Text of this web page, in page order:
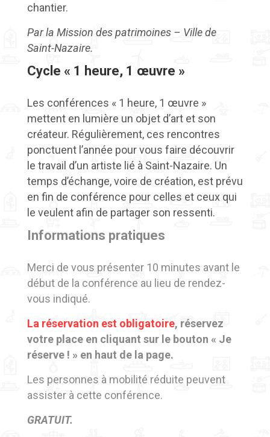
chantier.
Par la Mission des patrimoines – Ville de
Saint-Nazaire.
Cycle « 1 heure, 1 œuvre »
Les conférences « 1 heure, 1 œuvre »
mettent en lumière un objet d’art et son
créateur. Régulièrement, ces rencontres
ponctuent l’année pour vous faire découvrir
le travail d’un artiste lié à Saint-Nazaire. Un
temps d’échange, voire de création, est prévu
en fin de conférence pour celles et ceux qui
le veulent afin de partager son ressenti.
Informations pratiques
Merci de vous présenter 10 minutes avant le
début de la conférence au lieu de rendez-
vous indiqué.
La réservation est obligatoire, réservez
votre place en cliquant sur le bouton « Je
réserve ! » en haut de la page.
Les personnes à mobilité réduite peuvent
assister à cette conférence.
GRATUIT.